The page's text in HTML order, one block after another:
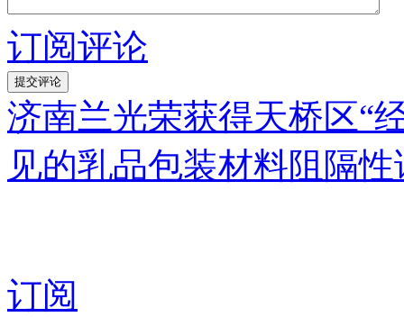
订阅评论
济南兰光荣获得天桥区“
见的乳品包装材料阻隔
订阅